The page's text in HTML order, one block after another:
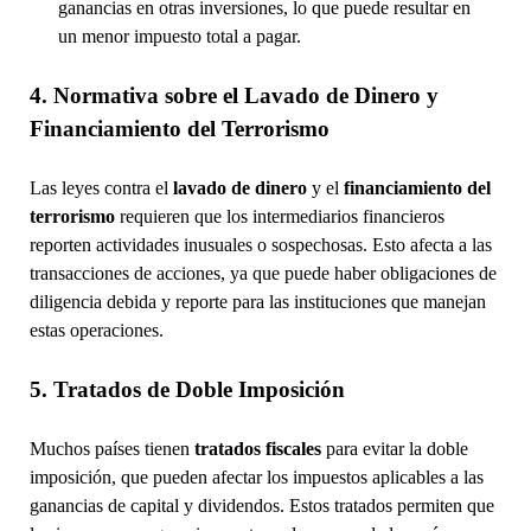
ganancias en otras inversiones, lo que puede resultar en
un menor impuesto total a pagar.
4. Normativa sobre el Lavado de Dinero y
Financiamiento del Terrorismo
Las leyes contra el lavado de dineroy el financiamiento del
terrorismorequieren que los intermediarios financieros
reporten actividades inusuales o sospechosas. Esto afecta a las
transacciones de acciones, ya que puede haber obligaciones de
diligencia debida y reporte para las instituciones que manejan
estas operaciones.
5. Tratados de Doble Imposición
Muchos países tienen tratados fiscalespara evitar la doble
imposición, que pueden afectar los impuestos aplicables a las
ganancias de capital y dividendos. Estos tratados permiten que